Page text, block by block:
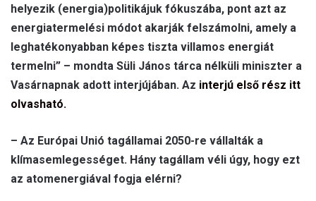
helyezik (energia)politikájuk fókuszába, pont azt az
energiatermelési módot akarják felszámolni, amely a
leghatékonyabban képes tiszta villamos energiát
termelni” – mondta Süli János tárca nélküli miniszter a
Vasárnapnak adott interjújában. Az interjú első rész itt
olvasható.
– Az Európai Unió tagállamai 2050-re vállalták a
klímasemlegességet. Hány tagállam véli úgy, hogy ezt
az atomenergiával fogja elérni?